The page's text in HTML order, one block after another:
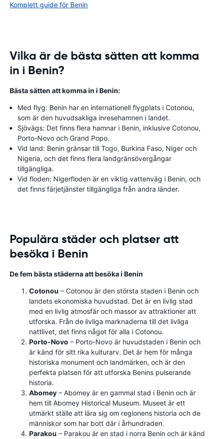
Komplett guide för Benin
Vilka är de bästa sätten att komma
in i Benin?
Bästa sätten att komma in i Benin:
Med flyg: Benin har en internationell flygplats i Cotonou,
som är den huvudsakliga inresehamnen i landet.
Sjövägs: Det finns flera hamnar i Benin, inklusive Cotonou,
Porto-Novo och Grand Popo.
Vid land: Benin gränsar till Togo, Burkina Faso, Niger och
Nigeria, och det finns flera landgränsövergångar
tillgängliga.
Vid floden: Nigerfloden är en viktig vattenväg i Benin, och
det finns färjetjänster tillgängliga från andra länder.
Populära städer och platser att
besöka i Benin
De fem bästa städerna att besöka i Benin
Cotonou – Cotonou är den största staden i Benin och
landets ekonomiska huvudstad. Det är en livlig stad
med en livlig atmosfär och massor av attraktioner att
utforska. Från de livliga marknaderna till det livliga
nattlivet, det finns något för alla i Cotonou.
Porto-Novo – Porto-Novo är huvudstaden i Benin och
är känd för sitt rika kulturarv. Det är hem för många
historiska monument och landmärken, och är den
perfekta platsen för att utforska Benins pulserande
historia.
Abomey – Abomey är en gammal stad i Benin och är
hem till Abomey Historical Museum. Museet är ett
utmärkt ställe att lära sig om regionens historia och de
människor som har bott där i århundraden.
Parakou – Parakou är en stad i norra Benin och är känd